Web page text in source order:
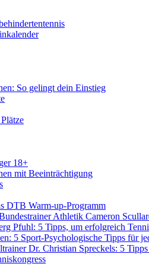
So gelingt dein Einstieg
18+
mit Beeinträchtigung
DTB Warm-up-Programm
Athletik Cameron
Pfuhl: 5 Tipps, um erfolgreich
5 Sport-Psychologische Tipps für
Dr. Christian Spreckels: 5